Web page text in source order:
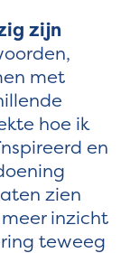
zijn
met
hoe ik
en
zien
inzicht
teweeg